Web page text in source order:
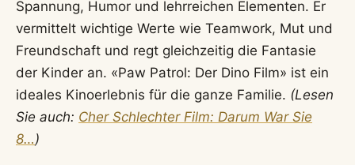
Spannung, Humor und lehrreichen Elementen. Er
vermittelt wichtige Werte wie Teamwork, Mut und
Freundschaft und regt gleichzeitig die Fantasie
der Kinder an. «Paw Patrol: Der Dino Film» ist ein
ideales Kinoerlebnis für die ganze Familie. (Lesen
Sie auch: Cher Schlechter Film: Darum War Sie
8…)